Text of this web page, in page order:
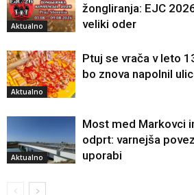
Aktualno
žongliranja: EJC
veliki oder
Aktualno
Ptuj se vrača v leto
bo znova napolnil
Aktualno
Most med Markovci
odprt: varnejša
uporabi